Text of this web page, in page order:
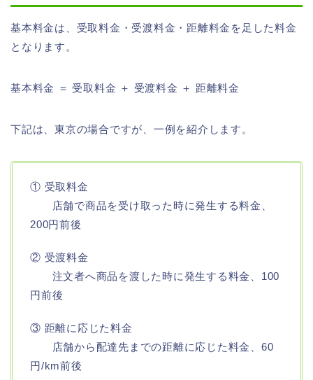
基本料金は、受取料金・受渡料金・距離料金を足した料金
となります。
基本料金 ＝ 受取料金 ＋ 受渡料金 ＋ 距離料金
下記は、東京の場合ですが、一例を紹介します。
① 受取料金
店舗で商品を受け取った時に発生する料金、
200円前後
② 受渡料金
注文者へ商品を渡した時に発生する料金、100
円前後
③ 距離に応じた料金
店舗から配達先までの距離に応じた料金、60
円/km前後